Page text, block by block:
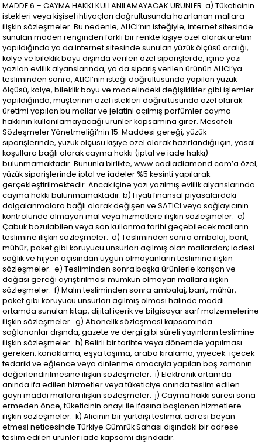
MADDE 6 – CAYMA HAKKI KULLANILAMAYACAK ÜRÜNLER a) Tüketicinin
istekleri veya kişisel ihtiyaçları doğrultusunda hazırlanan mallara
ilişkin sözleşmeler. Bu nedenle, ALICI’nın isteğiyle, internet sitesinde
sunulan maden renginden farklı bir renkte kişiye özel olarak üretim
yapıldığında ya da internet sitesinde sunulan yüzük ölçüsü aralığı,
kolye ve bileklik boyu dışında verilen özel siparişlerde, içine yazı
yazılan evlilik alyanslarında, ya da sipariş verilen ürünün ALICI’ya
tesliminden sonra, ALICI’nın isteği doğrultusunda yapılan yüzük
ölçüsü, kolye, bileklik boyu ve modelindeki değişiklikler gibi işlemler
yapıldığında, müşterinin özel istekleri doğrultusunda özel olarak
üretimi yapılan bu mallar ve jelatini açılmış parfümler cayma
hakkının kullanılamayacağı ürünler kapsamına girer. Mesafeli
Sözleşmeler Yönetmeliği’nin 15. Maddesi gereği, yüzük
siparişlerinde, yüzük ölçüsü kişiye özel olarak hazırlandığı için, yasal
koşullara bağlı olarak cayma hakkı (iptal ve iade hakkı)
bulunmamaktadır. Bununla birlikte, www.codiadiamond.com’a özel,
yüzük siparişlerinde iptal ve iadeler %5 kesinti yapılarak
gerçekleştirilmektedir. Ancak içine yazı yazılmış evlilik alyanslarında
cayma hakkı bulunmamaktadır. b) Fiyatı finansal piyasalardaki
dalgalanmalara bağlı olarak değişen ve SATICI veya sağlayıcının
kontrolünde olmayan mal veya hizmetlere ilişkin sözleşmeler. c)
Çabuk bozulabilen veya son kullanma tarihi geçebilecek malların
teslimine ilişkin sözleşmeler. d) Tesliminden sonra ambalaj, bant,
mühür, paket gibi koruyucu unsurları açılmış olan mallardan; iadesi
sağlık ve hijyen açısından uygun olmayanların teslimine ilişkin
sözleşmeler. e) Tesliminden sonra başka ürünlerle karışan ve
doğası gereği ayrıştırılması mümkün olmayan mallara ilişkin
sözleşmeler. f) Malın tesliminden sonra ambalaj, bant, mühür,
paket gibi koruyucu unsurları açılmış olması halinde maddi
ortamda sunulan kitap, dijital içerik ve bilgisayar sarf malzemelerine
ilişkin sözleşmeler. g) Abonelik sözleşmesi kapsamında
sağlananlar dışında, gazete ve dergi gibi süreli yayınların teslimine
ilişkin sözleşmeler. h) Belirli bir tarihte veya dönemde yapılması
gereken, konaklama, eşya taşıma, araba kiralama, yiyecek-içecek
tedariki ve eğlence veya dinlenme amacıyla yapılan boş zamanın
değerlendirilmesine ilişkin sözleşmeler. i) Elektronik ortamda
anında ifa edilen hizmetler veya tüketiciye anında teslim edilen
gayri maddi mallara ilişkin sözleşmeler. j) Cayma hakkı süresi sona
ermeden önce, tüketicinin onayı ile ifasına başlanan hizmetlere
ilişkin sözleşmeler. k) Alıcının bir yurtdışı teslimat adresi beyan
etmesi neticesinde Türkiye Gümrük Sahası dışındaki bir adrese
teslim edilen ürünler iade kapsamı dışındadır.